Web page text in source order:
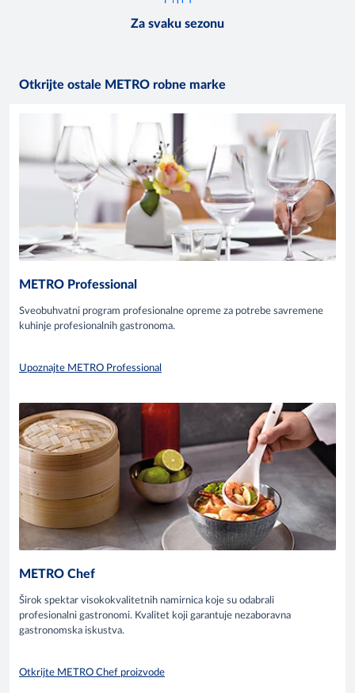
Za svaku sezonu
Otkrijte ostale METRO robne marke
METRO Professional
Sveobuhvatni program profesionalne opreme za potrebe savremene
kuhinje profesionalnih gastronoma.
Upoznajte METRO Professional
METRO Chef
Širok spektar visokokvalitetnih namirnica koje su odabrali
profesionalni gastronomi. Kvalitet koji garantuje nezaboravna
gastronomska iskustva.
Otkrijte METRO Chef proizvode